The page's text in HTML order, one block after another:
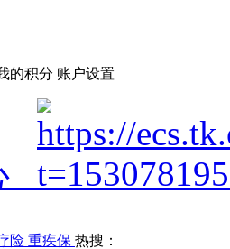
的积分 账户设置
险 重疾保 热搜：